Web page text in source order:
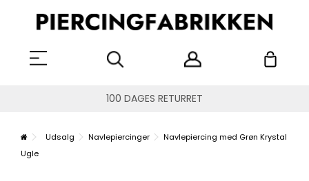
100 DAGES RETURRET
Udsalg Navlepiercinger
Navlepiercing med Grøn Krystal
Ugle